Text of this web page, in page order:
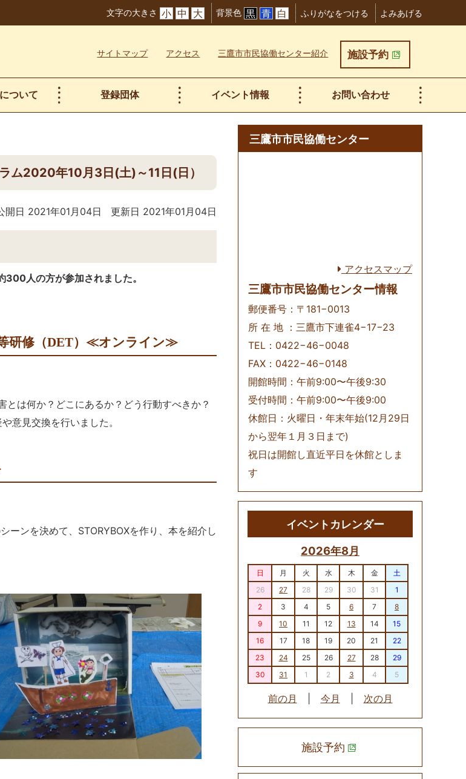
文字の大きさ 小 中 大 背景色 黒 青 白 ふりがなをつける よみあげる
サイトマップ アクセス 三鷹市市民協働センター紹介 施設予約
ついて 登録団体 イベント情報 お問い合わせ
ム2020年10月3日(土)～11日(日）
開日 2021年01月04日 更新日 2021年01月04日
300人の方が参加されました。
研修（DET）≪オンライン≫
は何か？どこにあるか？どう行動すべきか？
意見交換を行いました。
≫
ーンを決めて、STORYBOXを作り、本を紹介し
三鷹市市民協働センター
アクセスマップ
三鷹市市民協働センター情報
郵便番号：〒181−0013
所 在 地 ：三鷹市下連雀4−17−23
TEL：0422−46−0048
FAX：0422−46−0148
開館時間：午前9:00〜午後9:30
受付時間：午前9:00〜午後9:00
休館日：火曜日・年末年始(12月29日
から翌年１月３日まで)
祝日は開館し直近平日を休館としま
す
イベントカレンダー
2026年8月
日 月 火 水 木 金
土
26
27 28 29 30 31
1
2
3 4 5 6 7
8
9
10 11 12 13 14
15
16
17 18 19 20 21
22
23
24 25 26 27 28
29
30
31 1 2 3 4 5
前の月 今月 次の月
施設予約